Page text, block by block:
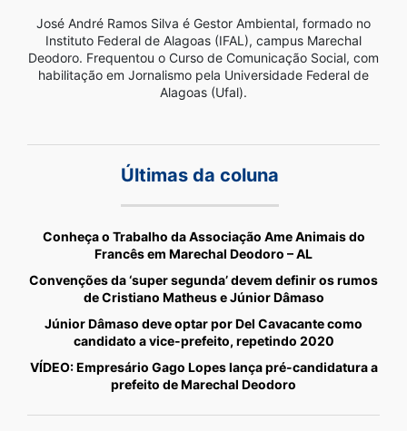
José André Ramos Silva é Gestor Ambiental, formado no
Instituto Federal de Alagoas (IFAL), campus Marechal
Deodoro. Frequentou o Curso de Comunicação Social, com
habilitação em Jornalismo pela Universidade Federal de
Alagoas (Ufal).
Últimas da coluna
Conheça o Trabalho da Associação Ame Animais do
Francês em Marechal Deodoro – AL
Convenções da ‘super segunda’ devem definir os rumos
de Cristiano Matheus e Júnior Dâmaso
Júnior Dâmaso deve optar por Del Cavacante como
candidato a vice-prefeito, repetindo 2020
VÍDEO: Empresário Gago Lopes lança pré-candidatura a
prefeito de Marechal Deodoro